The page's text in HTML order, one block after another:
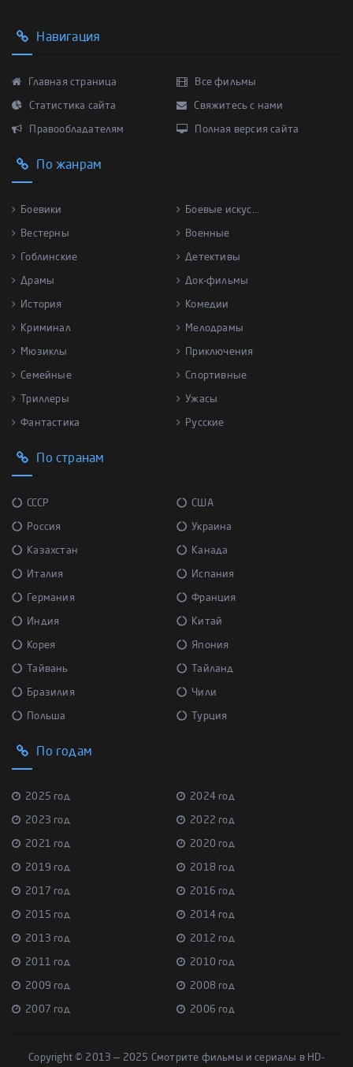
Навигация
Главная страница Все фильмы
Статистика сайта Свяжитесь с нами
Правообладателям Полная версия сайта
По жанрам
Боевики Боевые искус...
Вестерны Военные
Гоблинские Детективы
Драмы Док-фильмы
История Комедии
Криминал Мелодрамы
Мюзиклы Приключения
Семейные Спортивные
Триллеры Ужасы
Фантастика Русские
По странам
СССР США
Россия Украина
Казахстан Канада
Италия Испания
Германия Франция
Индия Китай
Корея Япония
Тайвань Тайланд
Бразилия Чили
Польша Турция
По годам
2025 год 2024 год
2023 год 2022 год
2021 год 2020 год
2019 год 2018 год
2017 год 2016 год
2015 год 2014 год
2013 год 2012 год
2011 год 2010 год
2009 год 2008 год
2007 год 2006 год
Copyright © 2013 — 2025 Смотрите фильмы и сериалы в HD-